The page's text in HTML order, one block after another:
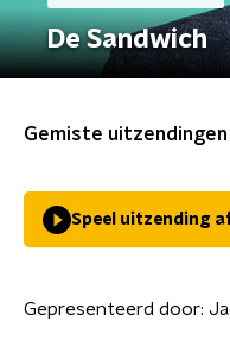
De Sandwich
Gemiste uitzendingen
Speel uitzending
Gepresenteerd door: